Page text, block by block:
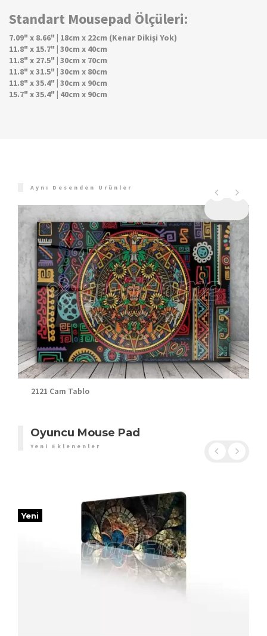
Standart Mousepad Ölçüleri:
7.09" x 8.66" | 18cm x 22cm (Kenar Dikişi Yok)
11.8" x 15.7" | 30cm x 40cm
11.8" x 27.5" | 30cm x 70cm
11.8" x 31.5" | 30cm x 80cm
11.8" x 35.4" | 30cm x 90cm
15.7" x 35.4" | 40cm x 90cm
Aynı Desenden Ürünler
2121 Cam Tablo
Oyuncu Mouse Pad
Yeni Eklenenler
Yeni